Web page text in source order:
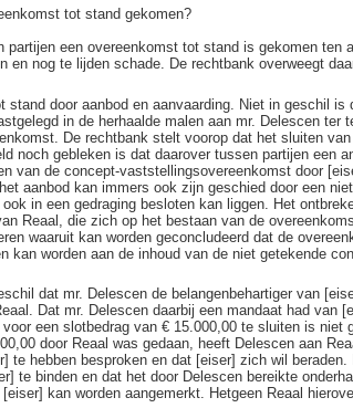
tot stand gekomen?
partijen een overeenkomst tot stand is gekomen ten
en nog te lijden schade. De rechtbank overweegt
stand door aanbod en aanvaarding. Niet in geschil is
in de herhaalde malen aan mr. Delescen ter
De rechtbank stelt voorop dat het sluiten
noch gebleken is dat daarover tussen partijen een
van de concept-vaststellingsovereenkomst door
aanbod kan immers ook zijn geschied door een
in een gedraging besloten kan liggen. Het
Reaal, die zich op het bestaan van de
waaruit kan worden geconcludeerd dat de
kan worden aan de inhoud van de niet getekende
dat mr. Delescen de belangenbehartiger van
Dat mr. Delescen daarbij een mandaat had van
een slotbedrag van € 15.000,00 te sluiten is niet
door Reaal was gedaan, heeft Delescen aan
te hebben besproken en dat [eiser] zich wil
te binden en dat het door Delescen bereikte
kan worden aangemerkt. Hetgeen Reaal